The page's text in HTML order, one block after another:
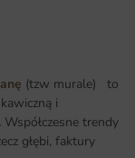
(tzw murale) to
i
. Współczesne trendy
głębi, faktury